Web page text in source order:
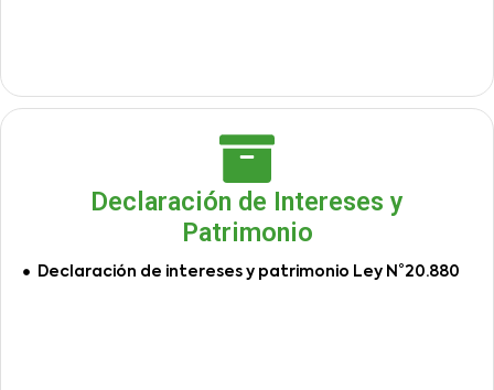
Declaración de Intereses y
Patrimonio
Declaración de intereses y patrimonio Ley N°20.880